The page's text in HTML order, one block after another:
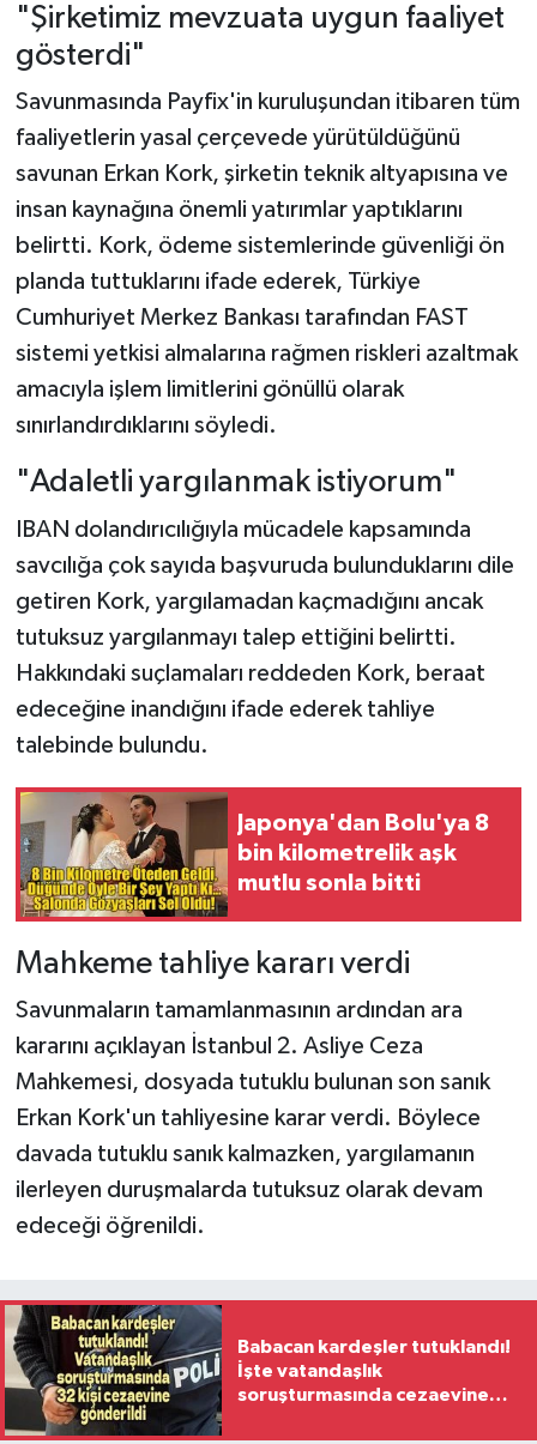
"Şirketimiz mevzuata uygun faaliyet
gösterdi"
Savunmasında Payfix'in kuruluşundan itibaren tüm
faaliyetlerin yasal çerçevede yürütüldüğünü
savunan Erkan Kork, şirketin teknik altyapısına ve
insan kaynağına önemli yatırımlar yaptıklarını
belirtti. Kork, ödeme sistemlerinde güvenliği ön
planda tuttuklarını ifade ederek, Türkiye
Cumhuriyet Merkez Bankası tarafından FAST
sistemi yetkisi almalarına rağmen riskleri azaltmak
amacıyla işlem limitlerini gönüllü olarak
sınırlandırdıklarını söyledi.
"Adaletli yargılanmak istiyorum"
IBAN dolandırıcılığıyla mücadele kapsamında
savcılığa çok sayıda başvuruda bulunduklarını dile
getiren Kork, yargılamadan kaçmadığını ancak
tutuksuz yargılanmayı talep ettiğini belirtti.
Hakkındaki suçlamaları reddeden Kork, beraat
edeceğine inandığını ifade ederek tahliye
talebinde bulundu.
Japonya'dan Bolu'ya 8
bin kilometrelik aşk
mutlu sonla bitti
Mahkeme tahliye kararı verdi
Savunmaların tamamlanmasının ardından ara
kararını açıklayan İstanbul 2. Asliye Ceza
Mahkemesi, dosyada tutuklu bulunan son sanık
Erkan Kork'un tahliyesine karar verdi. Böylece
davada tutuklu sanık kalmazken, yargılamanın
ilerleyen duruşmalarda tutuksuz olarak devam
edeceği öğrenildi.
Babacan kardeşler tutuklandı!
İşte vatandaşlık
soruşturmasında cezaevine